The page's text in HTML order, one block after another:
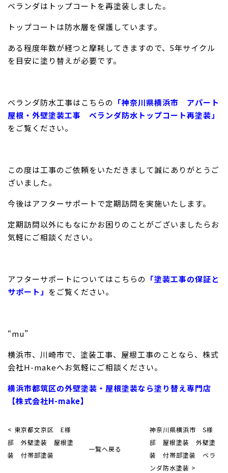
ベランダはトップコートを再塗装しました。
トップコートは防水層を保護しています。
ある程度年数が経つと摩耗してきますので、5年サイクル
を目安に塗り替えが必要です。
ベランダ防水工事はこちらの 「神奈川県横浜市 アパート
屋根・外壁塗装工事 ベランダ防水トップコート再塗装」
をご覧ください。
この度は工事のご依頼をいただきまして誠にありがとうご
ざいました。
今後はアフターサポートで定期訪問を実施いたします。
定期訪問以外にもなにかお困りのことがございましたらお
気軽にご相談ください。
アフターサポートについてはこちらの 「塗装工事の保証と
サポート」 をご覧ください。
“mu”
横浜市、川崎市で、塗装工事、屋根工事のことなら、株式
会社H-makeへお気軽にご相談ください。
横浜市都筑区の外壁塗装・屋根塗装なら塗り替え専門店
【株式会社H-make】
< 東京都文京区 E様
邸 外壁塗装 屋根塗
装 付帯部塗装
神奈川県横浜市 S様
邸 屋根塗装 外壁塗
装 付帯部塗装 ベラ
ンダ防水塗装 >
一覧へ戻る